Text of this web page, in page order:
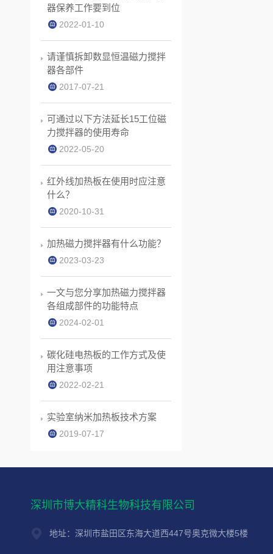
器保养工作要到位
2022-01-10
请谨慎拆卸数显恒温磁力搅拌
器各部件
2017-07-21
可通过以下方法延长15工位磁
力搅拌器的使用寿命
2022-05-20
红外线加热板在使用时应注意
什么？
2020-10-31
加热磁力搅拌器有什么功能？
2023-03-23
一文与您分享加热磁力搅拌器
各组成部件的功能特点
2024-02-01
碳化硅电热板的工作方式及使
用注意事项
2022-02-21
实验室纳米加热板技术方案
2019-07-17
深圳市博大精科生物科技有限公司
地址：深圳市盐田区东海大道西447号奥克微大楼5楼